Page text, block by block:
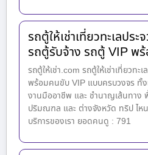
รถตู้ให้เช่าเที่ยวทะเลปร
รถตู้รับจ้าง รถตู้ VIP พ
รถตู้ให้เช่า.com รถตู้ให้เช่าเที่ยวทะ
พร้อมคนขับ VIP แบบครบวงจร ทั้
งานมืออาชีพ และ ชำนาญเส้นทาง
ปริมณฑล และ ต่างจังหวัด ทริป ไห
บริการของเรา ยอดคนดู : 791